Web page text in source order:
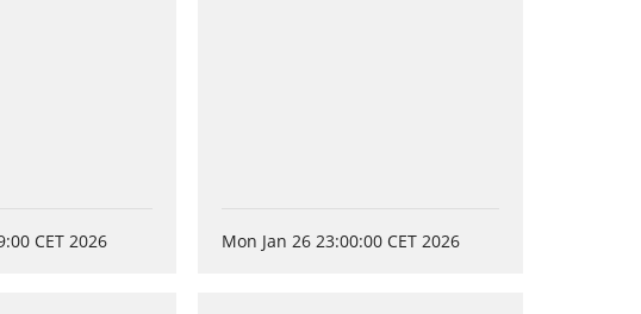
CET 2026 Mon Jan 26 23:00:00 CET 2026